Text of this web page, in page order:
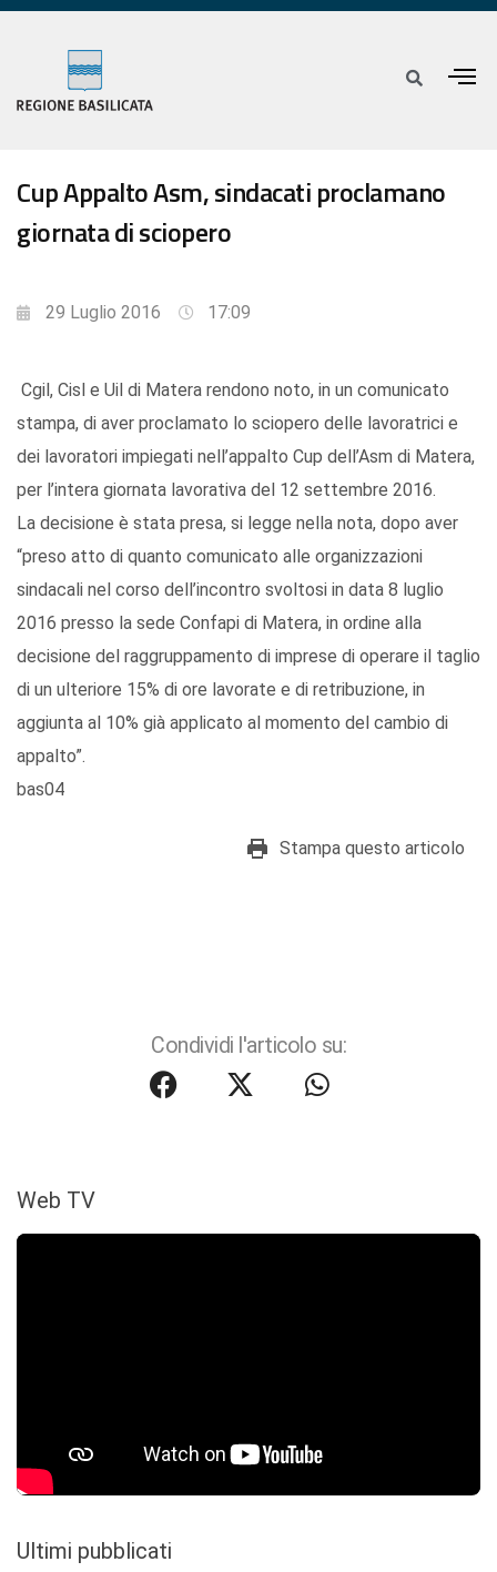
Cup Appalto Asm, sindacati proclamano
giornata di sciopero
29 Luglio 2016 17:09
Cgil, Cisl e Uil di Matera rendono noto, in un comunicato
stampa, di aver proclamato lo sciopero delle lavoratrici e
dei lavoratori impiegati nell’appalto Cup dell’Asm di Matera,
per l’intera giornata lavorativa del 12 settembre 2016.
La decisione è stata presa, si legge nella nota, dopo aver
“preso atto di quanto comunicato alle organizzazioni
sindacali nel corso dell’incontro svoltosi in data 8 luglio
2016 presso la sede Confapi di Matera, in ordine alla
decisione del raggruppamento di imprese di operare il taglio
di un ulteriore 15% di ore lavorate e di retribuzione, in
aggiunta al 10% già applicato al momento del cambio di
appalto”.
bas04
Stampa questo articolo
Condividi l'articolo su:
Web TV
Ultimi pubblicati